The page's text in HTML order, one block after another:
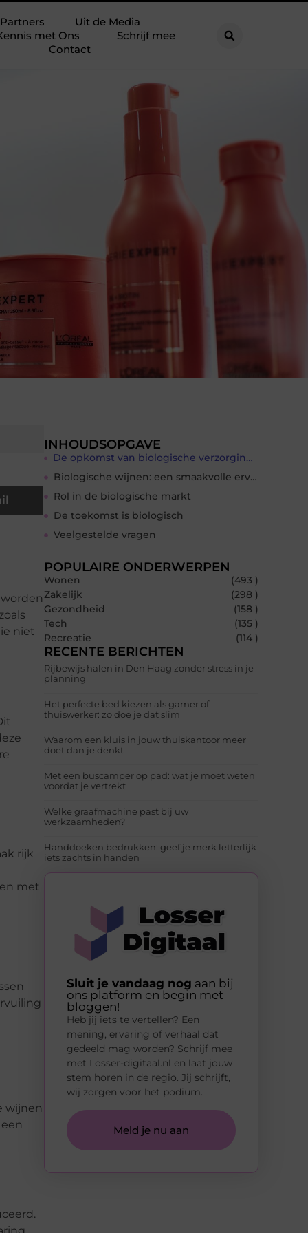
Partners
Uit de Media
met Ons
Schrijf mee
Contact
niet
rijk
met
wijnen
INHOUDSOPGAVE
De opkomst van biologische verzorgingsproducten
Biologische wijnen: een smaakvolle ervaring
Rol in de biologische markt
De toekomst is biologisch
Veelgestelde vragen
POPULAIRE ONDERWERPEN
Wonen
(493 )
Zakelijk
(298 )
Gezondheid
(158 )
Tech
(135 )
Recreatie
(114 )
RECENTE BERICHTEN
Rijbewijs halen in Den Haag zonder stress in je
planning
Het perfecte bed kiezen als gamer of
thuiswerker: zo doe je dat slim
Waarom een kluis in jouw thuiskantoor meer
doet dan je denkt
Met een buscamper op pad: wat je moet weten
voordat je vertrekt
Welke graafmachine past bij uw
werkzaamheden?
Handdoeken bedrukken: geef je merk letterlijk
iets zachts in handen
Sluit je vandaag nog aan bij
ons platform en begin met
bloggen!
Heb jij iets te vertellen? Een
mening, ervaring of verhaal dat
gedeeld mag worden? Schrijf mee
met Losser-digitaal.nl en laat jouw
stem horen in de regio. Jij schrijft,
wij zorgen voor het podium.
Meld je nu aan